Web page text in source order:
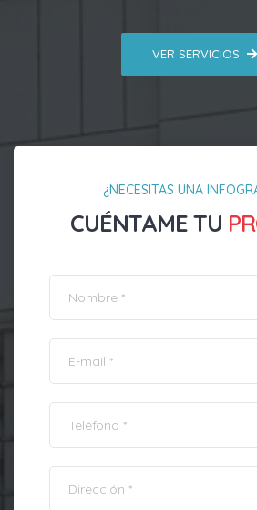
VER SERVICIOS
¿NECESITAS UNA
CUÉNTAME TU